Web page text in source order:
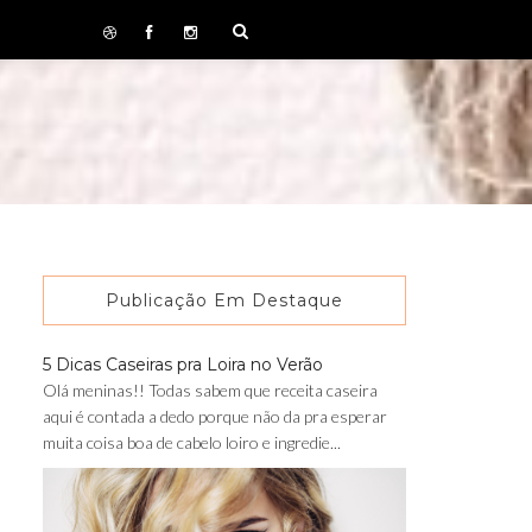
Publicação Em Destaque
5 Dicas Caseiras pra Loira no Verão
Olá meninas!! Todas sabem que receita caseira
aqui é contada a dedo porque não da pra esperar
muita coisa boa de cabelo loiro e ingredie...